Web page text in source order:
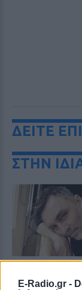
E-Radio.gr -
ΔΕΙΤΕ
ΣΤΗΝ